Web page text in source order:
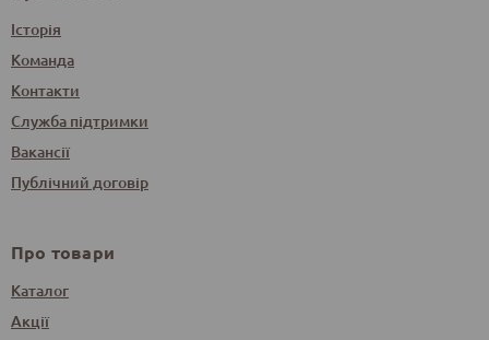
Історія
Команда
Контакти
Служба підтримки
Вакансії
Публічний договір
Про товари
Каталог
Акції